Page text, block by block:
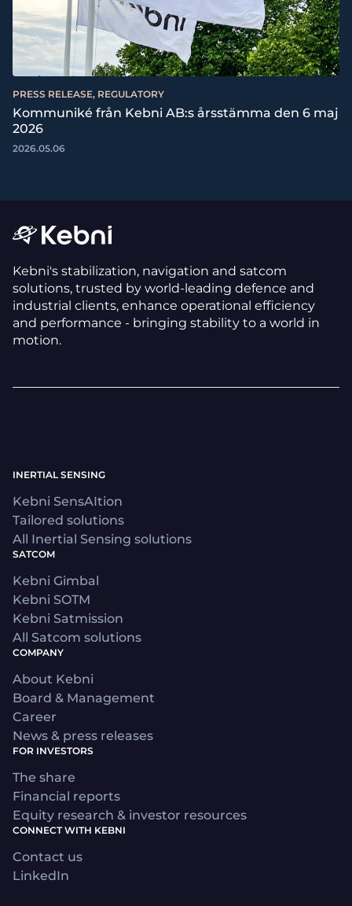
PRESS RELEASE, REGULATORY
Kommuniké från Kebni AB:s årsstämma den 6 maj
2026
2026.05.06
Kebni's stabilization, navigation and satcom
solutions, trusted by world-leading defence and
industrial clients, enhance operational efficiency
and performance - bringing stability to a world in
motion.
INERTIAL SENSING
Kebni SensAItion
Tailored solutions
All Inertial Sensing solutions
SATCOM
Kebni Gimbal
Kebni SOTM
Kebni Satmission
All Satcom solutions
COMPANY
About Kebni
Board & Management
Career
News & press releases
FOR INVESTORS
The share
Financial reports
Equity research & investor resources
CONNECT WITH KEBNI
Contact us
LinkedIn